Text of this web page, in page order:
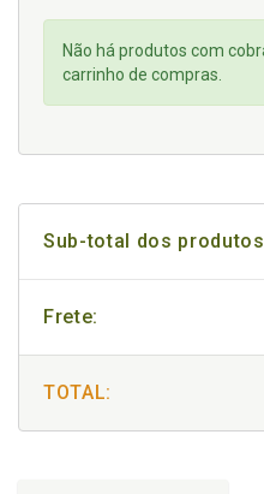
Não há produtos com
carrinho de compras.
Sub-total dos
Frete:
TOTAL: